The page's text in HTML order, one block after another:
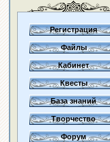
Регистрация
Файлы
Кабинет
Квесты
База знаний
Творчество
Форум